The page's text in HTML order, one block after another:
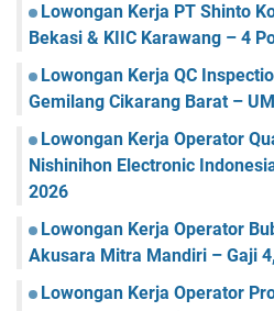
Lowongan Kerja PT Shinto
Bekasi & KIIC Karawang – 4
Lowongan Kerja QC
Gemilang Cikarang Barat –
Lowongan Kerja Operator
Nishinihon Electronic
2026
Lowongan Kerja Operator
Akusara Mitra Mandiri – Gaji
Lowongan Kerja Operator